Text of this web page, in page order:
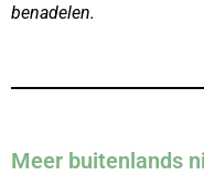
benadelen.
Meer buitenlands